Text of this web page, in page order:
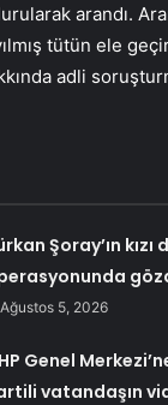
arandı.
tütün ele
adli
Şoray’ın
Ağustos 5, 2026
Genel
vatandaşın